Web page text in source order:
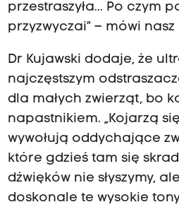
przestraszyła... Po czym
przyzwyczai” – mówi nasz
Dr Kujawski dodaje, że
najczęstszym
dla małych zwierząt, bo
napastnikiem. „Kojarzą
wywołują oddychające
które gdzieś tam się
dźwięków nie słyszymy,
doskonale te wysokie tony